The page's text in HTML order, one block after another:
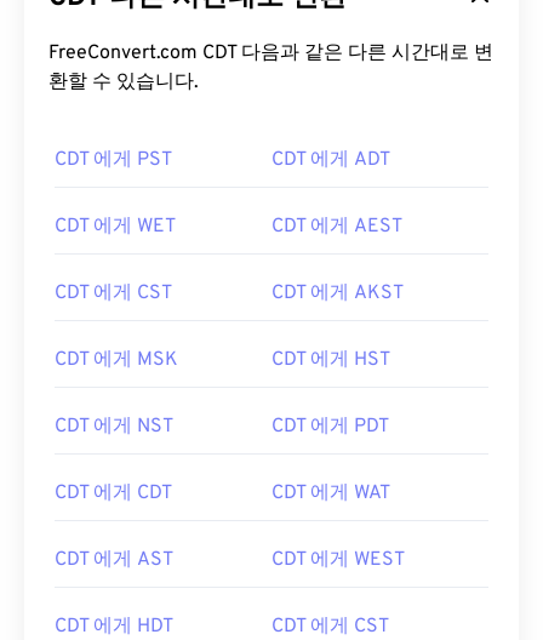
FreeConvert.com CDT 다음과 같은 다른 시간대로 변
환할 수 있습니다.
CDT 에게 PST CDT 에게 ADT
CDT 에게 WET CDT 에게 AEST
CDT 에게 CST CDT 에게 AKST
CDT 에게 MSK CDT 에게 HST
CDT 에게 NST CDT 에게 PDT
CDT 에게 CDT CDT 에게 WAT
CDT 에게 AST CDT 에게 WEST
CDT 에게 HDT CDT 에게 CST